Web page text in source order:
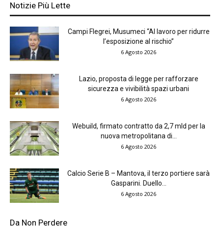
Notizie Più Lette
Campi Flegrei, Musumeci “Al lavoro per ridurre
l’esposizione al rischio”
6 Agosto 2026
Lazio, proposta di legge per rafforzare
sicurezza e vivibilità spazi urbani
6 Agosto 2026
Webuild, firmato contratto da 2,7 mld per la
nuova metropolitana di...
6 Agosto 2026
Calcio Serie B – Mantova, il terzo portiere sarà
Gasparini. Duello...
6 Agosto 2026
Da Non Perdere